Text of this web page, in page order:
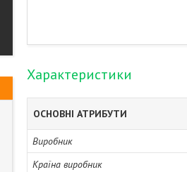
Характеристики
ОСНОВНІ АТРИБУТИ
Виробник
Країна виробник